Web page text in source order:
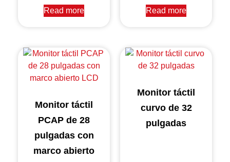
Read more Read more
Monitor táctil
PCAP de 28
pulgadas con
marco abierto
Monitor táctil
curvo de 32
pulgadas